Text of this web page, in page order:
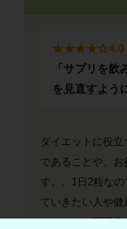
★★★★☆4.0
「サプリを
を見直すよう
ダイエットに役
であることや、
す。。1日2粒な
ていきたい人や
すめです。習慣